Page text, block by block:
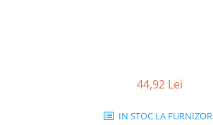
44,92 Lei
IN STOC LA FURNIZOR